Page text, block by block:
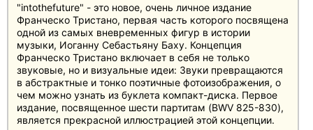
"intothefuture" - это новое, очень личное издание
Франческо Тристано, первая часть которого посвящена
одной из самых вневременных фигур в истории
музыки, Иоганну Себастьяну Баху. Концепция
Франческо Тристано включает в себя не только
звуковые, но и визуальные идеи: Звуки превращаются
в абстрактные и тонко поэтичные фотоизображения, о
чем можно узнать из буклета компакт-диска. Первое
издание, посвященное шести партитам (BWV 825-830),
является прекрасной иллюстрацией этой концепции.